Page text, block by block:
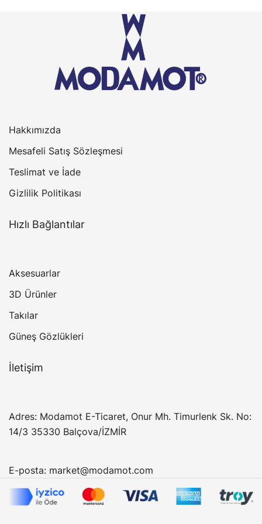
Hakkımızda
Mesafeli Satış Sözleşmesi
Teslimat ve İade
Gizlilik Politikası
Hızlı Bağlantılar
Aksesuarlar
3D Ürünler
Takılar
Güneş Gözlükleri
İletişim
Adres: Modamot E-Ticaret, Onur Mh. Timurlenk Sk. No:
14/3 35330 Balçova/İZMİR
E-posta: market@modamot.com